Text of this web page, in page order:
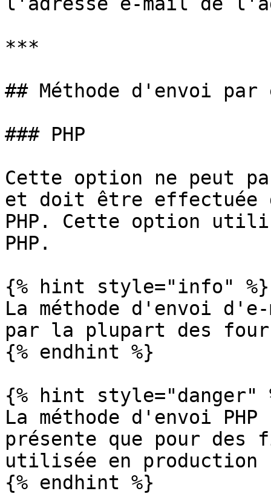
***
## Méthode d'envoi par
### PHP
Cette option ne peut
et doit être effectuée
PHP. Cette option
PHP.
{% hint style="info" %}
La méthode d'envoi
par la plupart des
{% endhint %}
{% hint style="danger"
La méthode d'envoi
présente que pour
utilisée en production
{% endhint %}